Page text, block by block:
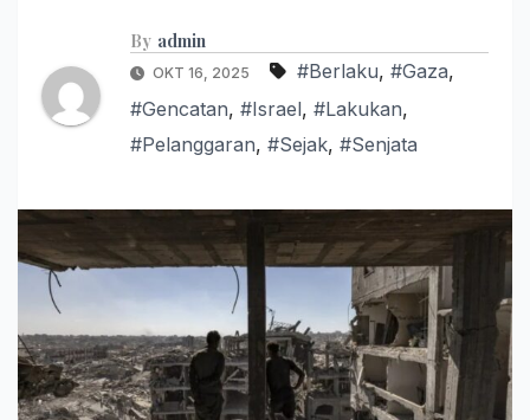
By admin
OKT 16, 2025 #Berlaku, #Gaza,
#Gencatan, #Israel, #Lakukan,
#Pelanggaran, #Sejak, #Senjata